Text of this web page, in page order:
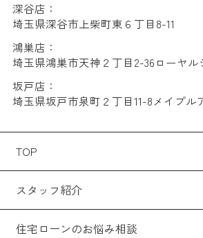
深谷店：
埼玉県深谷市上柴町東６丁目8-11
鴻巣店：
埼玉県鴻巣市天神２丁目2-36ローヤル
坂戸店：
埼玉県坂戸市泉町２丁目11-8メイプル
TOP
スタッフ紹介
住宅ローンのお悩み相談